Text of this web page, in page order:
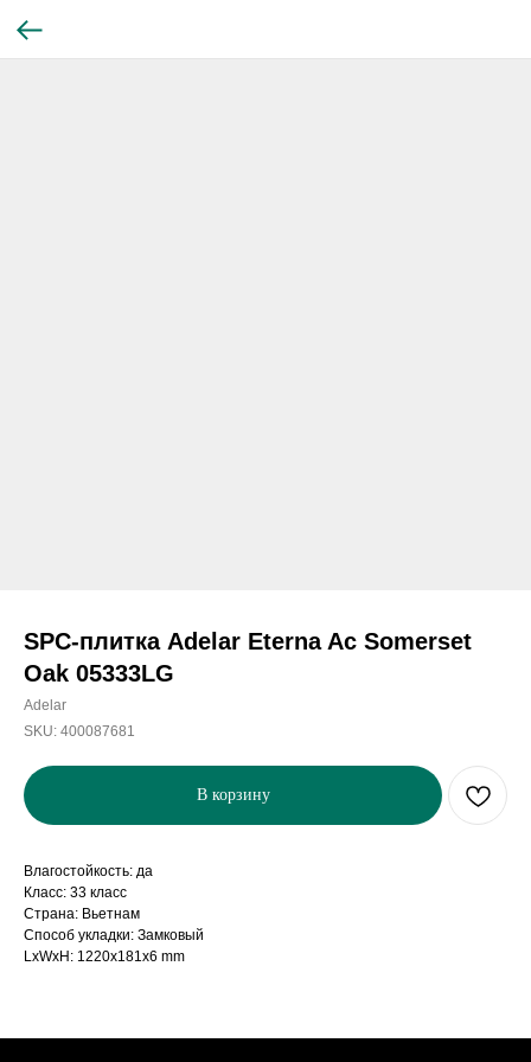
SPC-плитка Adelar Eterna Ac Somerset
Oak 05333LG
Adelar
SKU: 400087681
В корзину
Влагостойкость: да
Класс: 33 класс
Страна: Вьетнам
Способ укладки: Замковый
LxWxH: 1220x181x6 mm